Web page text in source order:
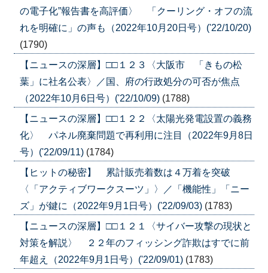
の電子化”報告書を高評価〉 「クーリング・オフの流
れを明確に」の声も（2022年10月20日号）('22/10/20)
(1790)
【ニュースの深層】□□１２３〈大阪市 「きもの松
葉」に社名公表〉／国、府の行政処分の可否が焦点
（2022年10月6日号）('22/10/09) (1788)
【ニュースの深層】□□１２２〈太陽光発電設置の義務
化〉 パネル廃棄問題で再利用に注目（2022年9月8日
号）('22/09/11) (1784)
【ヒットの秘密】 累計販売着数は４万着を突破
〈「アクティブワークスーツ」〉／「機能性」「ニー
ズ」が鍵に（2022年9月1日号）('22/09/03) (1783)
【ニュースの深層】□□１２１〈サイバー攻撃の現状と
対策を解説〉 ２２年のフィッシング詐欺はすでに前
年超え（2022年9月1日号）('22/09/01) (1783)